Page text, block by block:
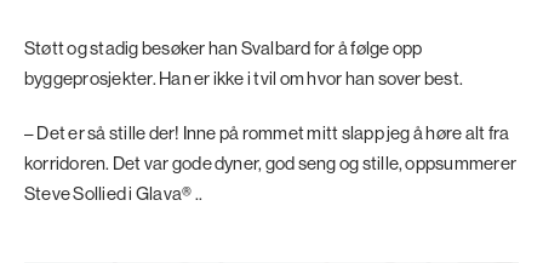
Støtt og stadig besøker han Svalbard for å følge opp
byggeprosjekter. Han er ikke i tvil om hvor han sover best.
– Det er så stille der! Inne på rommet mitt slapp jeg å høre alt fra
korridoren. Det var gode dyner, god seng og stille, oppsummerer
Steve Sollied i Glava® ..